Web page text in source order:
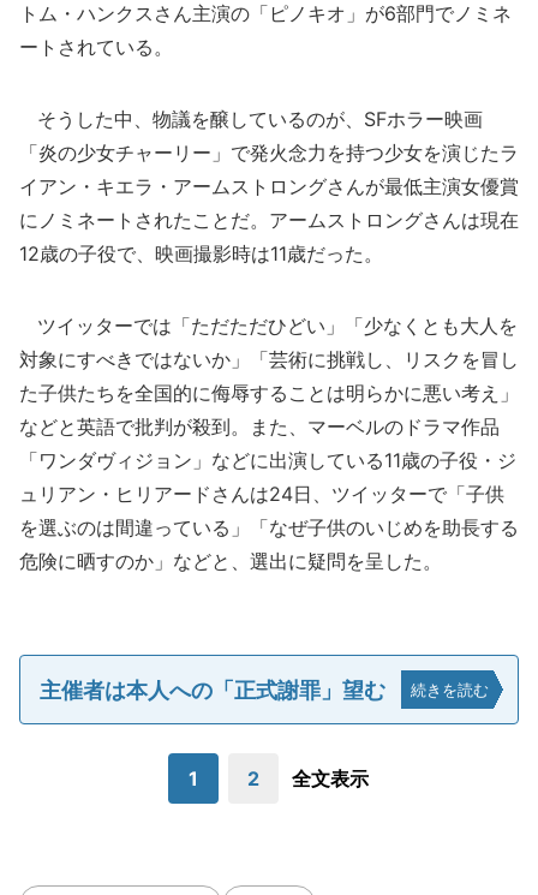
トム・ハンクスさん主演の「ピノキオ」が6部門でノミネ
ートされている。
そうした中、物議を醸しているのが、SFホラー映画
「炎の少女チャーリー」で発火念力を持つ少女を演じたラ
イアン・キエラ・アームストロングさんが最低主演女優賞
にノミネートされたことだ。アームストロングさんは現在
12歳の子役で、映画撮影時は11歳だった。
ツイッターでは「ただただひどい」「少なくとも大人を
対象にすべきではないか」「芸術に挑戦し、リスクを冒し
た子供たちを全国的に侮辱することは明らかに悪い考え」
などと英語で批判が殺到。また、マーベルのドラマ作品
「ワンダヴィジョン」などに出演している11歳の子役・ジ
ュリアン・ヒリアードさんは24日、ツイッターで「子供
を選ぶのは間違っている」「なぜ子供のいじめを助長する
危険に晒すのか」などと、選出に疑問を呈した。
主催者は本人への「正式謝罪」望む 続きを読む
1 2 全文表示